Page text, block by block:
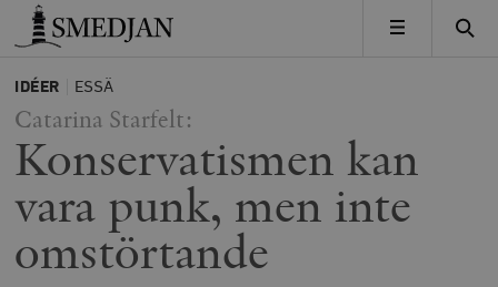
Timbro
MENY
IDÉER ESSÄ
Catarina Starfelt:
Konservatismen kan
vara punk, men inte
omstörtande